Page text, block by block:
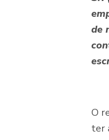
de
O
ter